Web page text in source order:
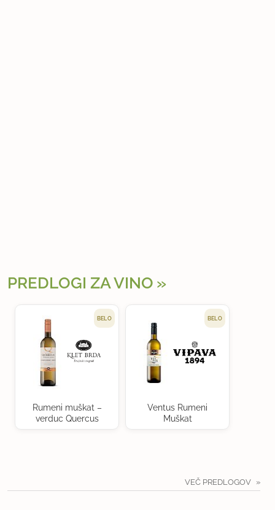
PREDLOGI ZA VINO
BELO
Rumeni muškat –
verduc Quercus
BELO
Ventus Rumeni
Muškat
VEČ PREDLOGOV